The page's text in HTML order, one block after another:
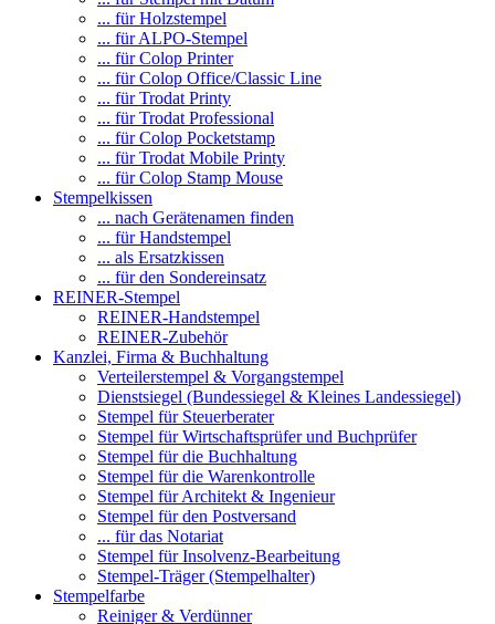
... für Holzstempel
... für ALPO-Stempel
... für Colop Printer
... für Colop Office/Classic Line
... für Trodat Printy
... für Trodat Professional
... für Colop Pocketstamp
... für Trodat Mobile Printy
... für Colop Stamp Mouse
Stempelkissen
... nach Gerätenamen finden
... für Handstempel
... als Ersatzkissen
... für den Sondereinsatz
REINER-Stempel
REINER-Handstempel
REINER-Zubehör
Kanzlei, Firma & Buchhaltung
Verteilerstempel & Vorgangstempel
Dienstsiegel (Bundessiegel & Kleines Landessiegel)
Stempel für Steuerberater
Stempel für Wirtschaftsprüfer und Buchprüfer
Stempel für die Buchhaltung
Stempel für die Warenkontrolle
Stempel für Architekt & Ingenieur
Stempel für den Postversand
... für das Notariat
Stempel für Insolvenz-Bearbeitung
Stempel-Träger (Stempelhalter)
Stempelfarbe
Reiniger & Verdünner